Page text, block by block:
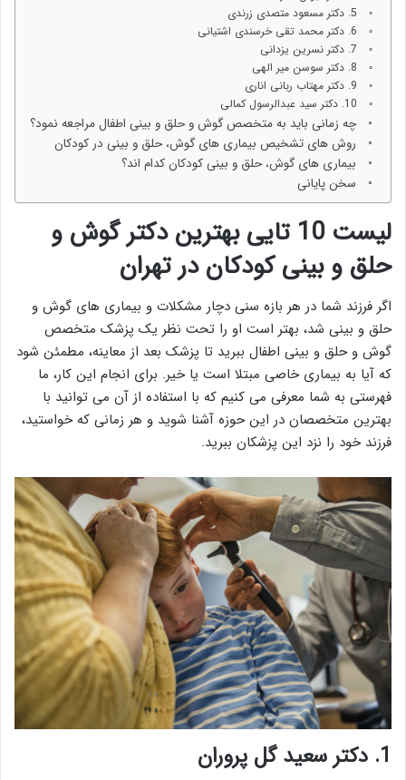
5. دکتر مسعود متصدی زرندی
6. دکتر محمد تقی خرسندی اشتیانی
7. دکتر نسرین یزدانی
8. دکتر سوسن میر الهی
9. دکتر مهتاب ربانی اناری
10. دکتر سید عبدالرسول کمالی
چه زمانی باید به متخصص گوش و حلق و بینی اطفال مراجعه نمود؟
روش های تشخیص بیماری های گوش، حلق و بینی در کودکان
بیماری های گوش، حلق و بینی کودکان کدام اند؟
سخن پایانی
لیست 10 تایی بهترین دکتر گوش و
حلق و بینی کودکان در تهران
اگر فرزند شما در هر بازه سنی دچار مشکلات و بیماری های گوش و
حلق و بینی شد، بهتر است او را تحت نظر یک پزشک متخصص
گوش و حلق و بینی اطفال ببرید تا پزشک بعد از معاینه، مطمئن شود
که آیا به بیماری خاصی مبتلا است یا خیر. برای انجام این کار، ما
فهرستی به شما معرفی می کنیم که با استفاده از آن می توانید با
بهترین متخصصان در این حوزه آشنا شوید و هر زمانی که خواستید،
فرزند خود را نزد این پزشکان ببرید.
1. دکتر سعید گل پروران